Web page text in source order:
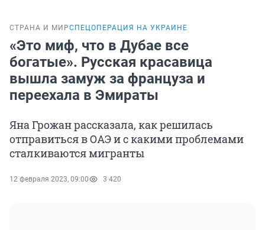
СТРАНА И МИРСПЕЦОПЕРАЦИЯ НА УКРАИНЕ
«Это миф, что в Дубае все
богатые». Русская красавица
вышла замуж за француза и
переехала в Эмираты
Яна Грожан рассказала, как решилась
отправиться в ОАЭ и с какими проблемами
сталкиваются мигранты
12 февраля 2023, 09:00 3 420